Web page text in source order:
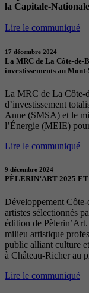
la Capitale-
Lire le communiqué
17 décembre 2024
La MRC de La Côte-de-
investissements au
La MRC de La Côte-
d’investissement
Anne (SMSA) et le
l’Énergie (MEIE)
Lire le communiqué
9 décembre 2024
PÈLERIN’ART 2025
Développement Côte-
artistes sélectionnés
édition de
milieu artistique
public alliant culture
à Château-Richer au
Lire le communiqué